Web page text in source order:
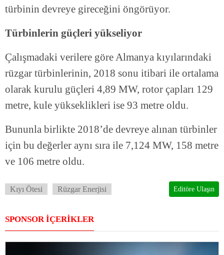
türbinin devreye gireceğini öngörüyor.
Türbinlerin güçleri yükseliyor
Çalışmadaki verilere göre Almanya kıyılarındaki
rüzgar türbinlerinin, 2018 sonu itibari ile ortalama
olarak kurulu güçleri 4,89 MW, rotor çapları 129
metre, kule yükseklikleri ise 93 metre oldu.
Bununla birlikte 2018’de devreye alınan türbinler
için bu değerler aynı sıra ile 7,124 MW, 158 metre
ve 106 metre oldu.
Kıyı Ötesi Rüzgar Enerjisi Editöre Ulaşın
SPONSOR İÇERİKLER